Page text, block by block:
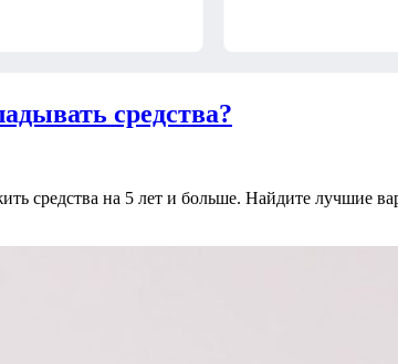
средства?
средства на 5 лет и больше. Найдите лучшие